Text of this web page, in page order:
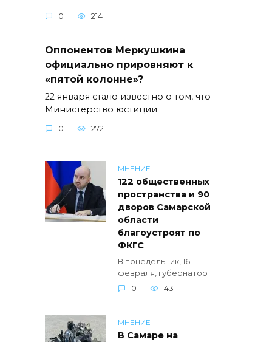
0 214
Оппонентов Меркушкина
официально прировняют к
«пятой колонне»?
22 января стало известно о том, что
Министерство юстиции
0 272
МНЕНИЕ
122 общественных
пространства и 90
дворов Самарской
области
благоустроят по
ФКГС
В понедельник, 16
февраля, губернатор
0
43
МНЕНИЕ
В Самаре на